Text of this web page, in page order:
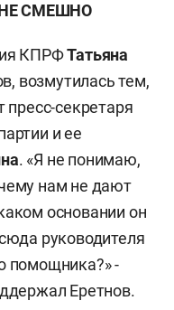
СМЕШНО
КПРФТатьяна
возмутилась тем,
пресс-секретаря
и ее
. «Я не понимаю,
нам не дают
основании он
руководителя
помощника?» -
Еретнов.